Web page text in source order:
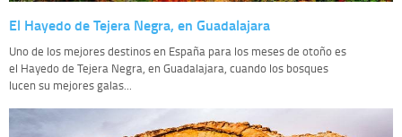
El Hayedo de Tejera Negra, en Guadalajara
Uno de los mejores destinos en España para los meses de otoño es
el Hayedo de Tejera Negra, en Guadalajara, cuando los bosques
lucen su mejores galas...